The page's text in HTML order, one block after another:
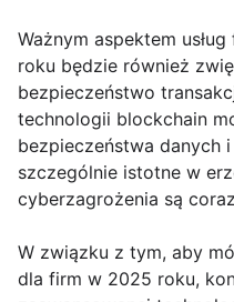
Ważnym aspektem
roku będzie również
bezpieczeństwo
technologii blockchain
bezpieczeństwa danych
szczególnie istotne w
cyberzagrożenia są
W związku z tym, aby
dla firm w 2025 roku,